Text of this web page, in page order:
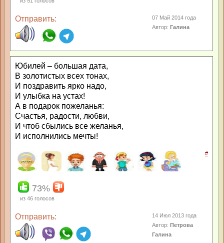
Отправить:
07 Май 2014 года
Автор:Галина
Юбилей – большая дата,
В золотистых всех тонах,
И поздравить ярко надо,
И улыбка на устах!
А в подарок пожеланья:
Счастья, радости, любви,
И чтоб сбылись все желанья,
И исполнились мечты!
#
73%
из 46 голосов
Отправить:
14 Июл 2013 года
Автор:Петрова
Галина